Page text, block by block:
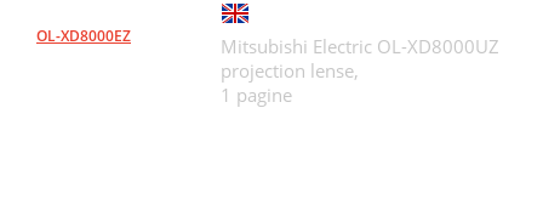
OL-XD8000EZ
Mitsubishi Electric OL-XD8000UZ
projection lense,
1 pagine